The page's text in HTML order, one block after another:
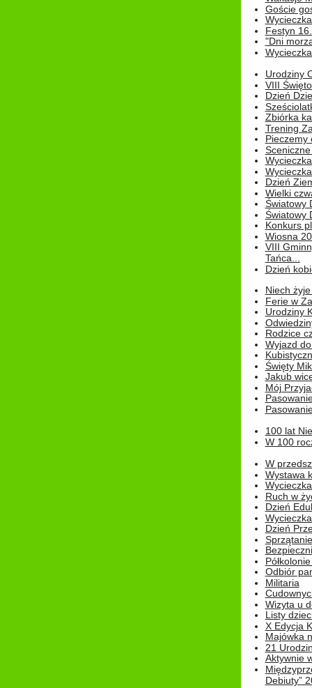
Goście
Festyn
"Dni
Urodziny
VIII
Dzień
Zbiórka
Trening
Pieczemy
Dzień
Wielki
Światowy
Światowy
Konkurs
Wiosna
VIII
Tańca...
Dzień
Niech
Ferie w
Urodziny
Rodzice
Wyjazd
Święty
Jakub
Mój
100 lat
W 100
W
Wystawa
Ruch w
Dzień
Dzień
Odbiór
Militaria
Wizyta u
Listy
X Edycja
Majówka
21
Aktywnie
Debiuty”